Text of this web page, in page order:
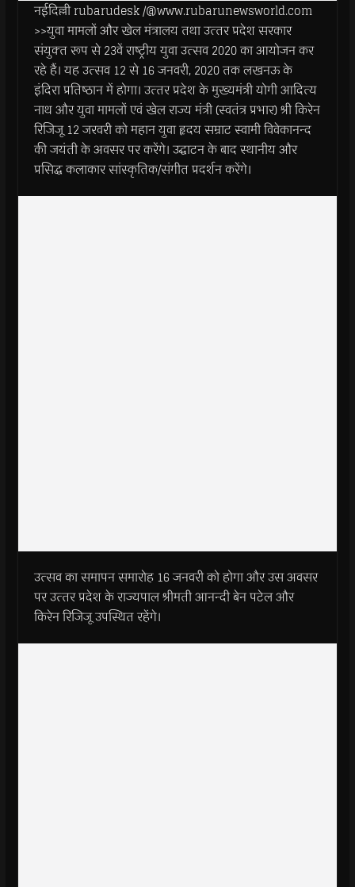
नईदिल्ली rubarudesk /@www.rubarunewsworld.com
>>युवा मामलों और खेल मंत्रालय तथा उत्‍तर प्रदेश सरकार
संयुक्‍त रूप से 23वें राष्‍ट्रीय युवा उत्‍सव 2020 का आयोजन कर
रहे हैं। यह उत्‍सव 12 से 16 जनवरी, 2020 तक लखनऊ के
इंदिरा प्रतिष्‍ठान में होगा। उत्‍तर प्रदेश के मुख्‍यमंत्री योगी आदित्‍य
नाथ और युवा मामलों एवं खेल राज्‍य मंत्री (स्‍वतंत्र प्रभार) श्री किरेन
रिजिजू 12 जरवरी को महान युवा हृदय सम्राट स्‍वामी विवेकानन्‍द
की जयंती के अवसर पर करेंगे। उद्घाटन के बाद स्‍थानीय और
प्रसिद्ध कलाकार सांस्‍कृतिक/संगीत प्रदर्शन करेंगे।
उत्‍सव का समापन समारोह 16 जनवरी को होगा और उस अवसर
पर उत्‍तर प्रदेश के राज्‍यपाल श्रीमती आनन्‍दी बेन पटेल और
किरेन रिजिजू उपस्थित रहेंगे।